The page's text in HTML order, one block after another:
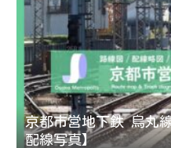
京都市営地下鉄 烏丸
配線写真】